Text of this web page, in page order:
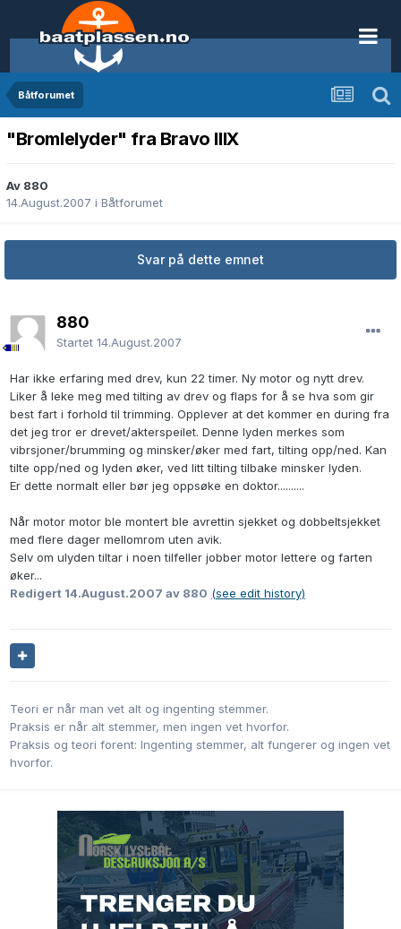
Båtforumet
"Bromlelyder" fra Bravo IIIX
Av 880
14.August.2007 i Båtforumet
Svar på dette emnet
880
Startet 14.August.2007
Har ikke erfaring med drev, kun 22 timer. Ny motor og nytt drev.
Liker å leke meg med tilting av drev og flaps for å se hva som gir
best fart i forhold til trimming. Opplever at det kommer en during fra
det jeg tror er drevet/akterspeilet. Denne lyden merkes som
vibrsjoner/brumming og minsker/øker med fart, tilting opp/ned. Kan
tilte opp/ned og lyden øker, ved litt tilting tilbake minsker lyden.
Er dette normalt eller bør jeg oppsøke en doktor..........
Når motor motor ble montert ble avrettin sjekket og dobbeltsjekket
med flere dager mellomrom uten avik.
Selv om ulyden tiltar i noen tilfeller jobber motor lettere og farten
øker...
Redigert 14.August.2007 av 880 (see edit history)
Teori er når man vet alt og ingenting stemmer.
Praksis er når alt stemmer, men ingen vet hvorfor.
Praksis og teori forent: Ingenting stemmer, alt fungerer og ingen vet
hvorfor.